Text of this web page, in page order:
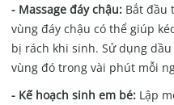
- Massage đáy chậu:Bắt đầu
vùng đáy chậu có thể giúp
bị rách khi sinh. Sử dụng
vùng đó trong vài phút mỗi
- Kế hoạch sinh em bé:Lập